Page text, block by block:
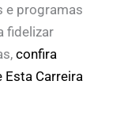
e programas
fidelizar
confira
Carreira